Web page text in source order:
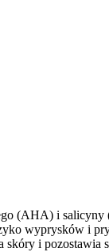
(AHA) i salicyny
wyprysków i
skóry i pozostawia